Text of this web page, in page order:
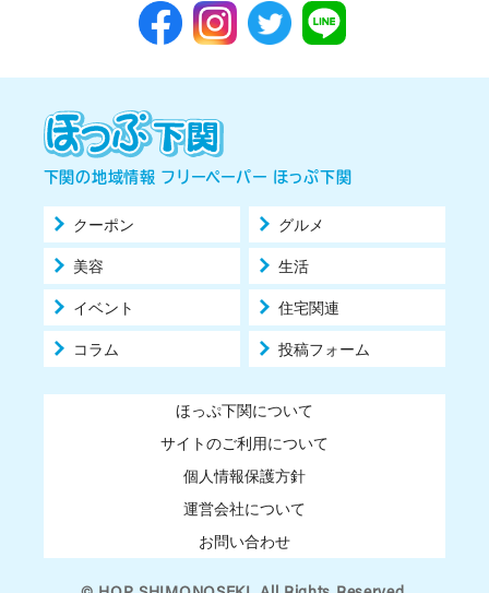
下関の地域情報 フリーペーパー ほっぷ下関
クーポン グルメ
美容 生活
イベント 住宅関連
コラム 投稿フォーム
ほっぷ下関について
サイトのご利用について
個人情報保護方針
運営会社について
お問い合わせ